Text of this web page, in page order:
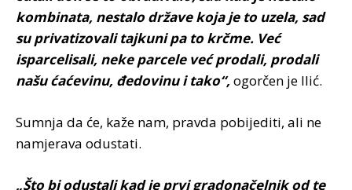
kombinata, nestalo države koja je to uzela, sad
su privatizovali tajkuni pa to krčme. Već
isparcelisali, neke parcele već prodali, prodali
našu ćaćevinu, đedovinu i tako“,ogorčen je Ilić.
Sumnja da će, kaže nam, pravda pobijediti, ali ne
namjerava odustati.
„Što bi odustali kad je prvi gradonačelnik od te